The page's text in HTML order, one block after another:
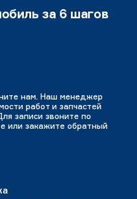
за 6 шагов
нам. Наш менеджер
работ и запчастей
записи звоните по
или закажите обратный